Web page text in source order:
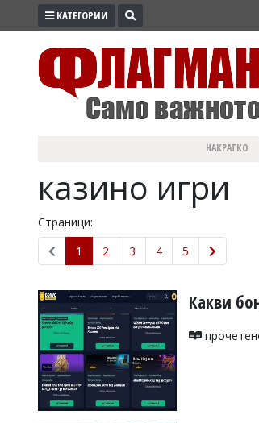
ПРОМО
ЗДРАВЕ
ПОЛИТИКА
ОБЩИНИ
ОБЩЕСТВО
ЛАЙФСТАЙЛ
ВОЙНАТА
УКРАЙНА
РАЗСЛЕДВАНЕ
КАТЕГОРИИ
НАКРАТКО
казино игри
Страници:
1
2 3 4 5
Какви